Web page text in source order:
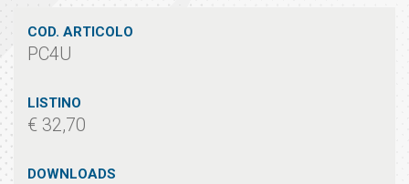
COD. ARTICOLO
PC4U
LISTINO
€ 32,70
DOWNLOADS